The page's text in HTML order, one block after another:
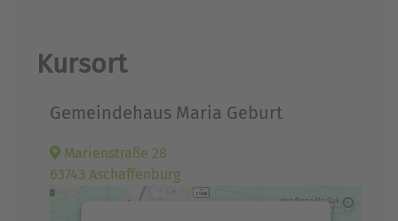
Kursort
Gemeindehaus Maria Geburt
Marienstraße 28
63743 Aschaffenburg